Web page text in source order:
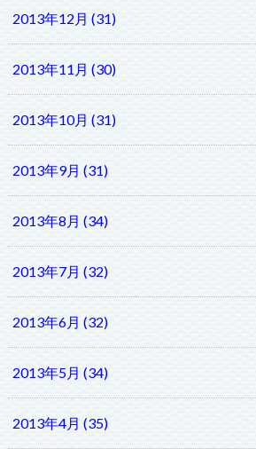
2013年12月 (31)
2013年11月 (30)
2013年10月 (31)
2013年9月 (31)
2013年8月 (34)
2013年7月 (32)
2013年6月 (32)
2013年5月 (34)
2013年4月 (35)